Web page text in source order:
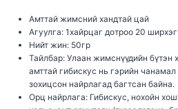
Амттай жимсний хандтай цай
Агуулга: 1хайрцаг дотроо 20
Нийт жин: 50гр
Тайлбар: Улаан жимснүүдийн бүтэн
амттай гибискус нь гэрийн
зохицсон найрлагад багтсан байна.
Орц найрлага: Гибискус, нохойн